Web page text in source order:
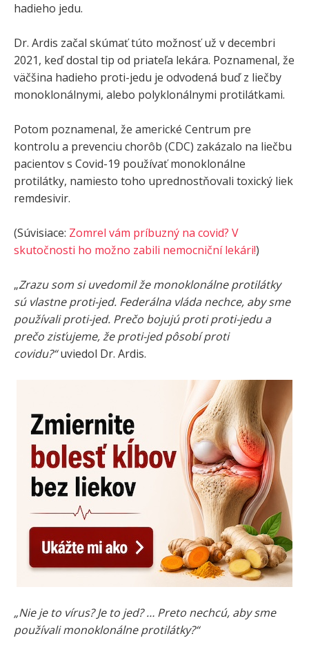
hadieho jedu.
Dr. Ardis začal skúmať túto možnosť už v decembri
2021, keď dostal tip od priateľa lekára. Poznamenal, že
väčšina hadieho proti-jedu je odvodená buď z liečby
monoklonálnymi, alebo polyklonálnymi protilátkami.
Potom poznamenal, že americké Centrum pre
kontrolu a prevenciu chorôb (CDC) zakázalo na liečbu
pacientov s Covid-19 používať monoklonálne
protilátky, namiesto toho uprednostňovali toxický liek
remdesivir.
(Súvisiace: Zomrel vám príbuzný na covid? V
skutočnosti ho možno zabili nemocniční lekári!)
„Zrazu som si uvedomil že monoklonálne protilátky
sú vlastne proti-jed. Federálna vláda nechce, aby sme
používali proti-jed. Prečo bojujú proti proti-jedu a
prečo zisťujeme, že proti-jed pôsobí proti
covidu?“uviedol Dr. Ardis.
„Nie je to vírus? Je to jed? … Preto nechcú, aby sme
používali monoklonálne protilátky?“